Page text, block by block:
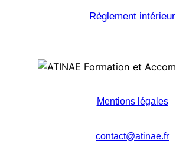
Règlement intérieur
Mentions légales
contact@atinae.fr